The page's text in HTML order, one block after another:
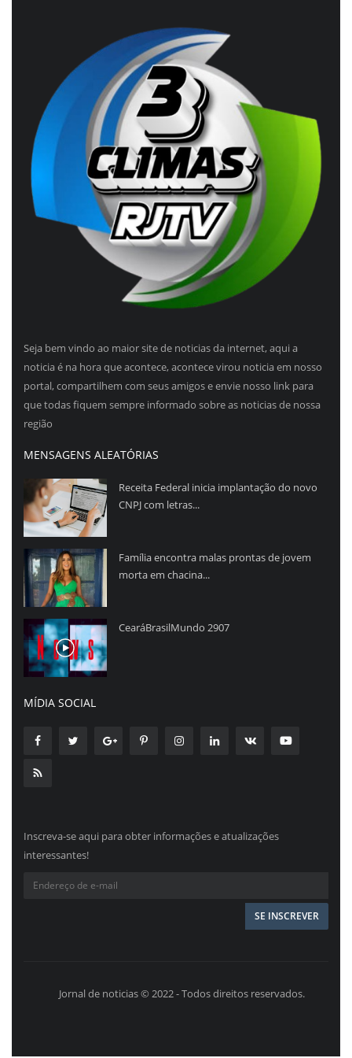
Seja bem vindo ao maior site de noticias da internet, aqui a
noticia é na hora que acontece, acontece virou noticia em nosso
portal, compartilhem com seus amigos e envie nosso link para
que todas fiquem sempre informado sobre as noticias de nossa
região
MENSAGENS ALEATÓRIAS
Receita Federal inicia implantação do novo
CNPJ com letras...
Família encontra malas prontas de jovem
morta em chacina...
CearáBrasilMundo 2907
MÍDIA SOCIAL
Inscreva-se aqui para obter informações e atualizações
interessantes!
Jornal de noticias © 2022 - Todos direitos reservados.